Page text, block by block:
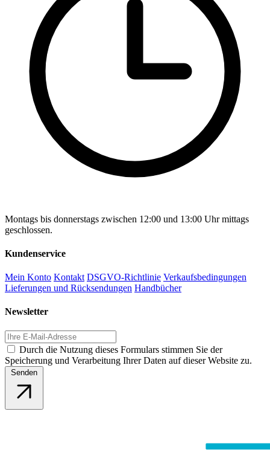
Montags bis donnerstags zwischen 12:00 und 13:00 Uhr mittags
geschlossen.
Kundenservice
Mein Konto Kontakt DSGVO-Richtlinie Verkaufsbedingungen
Lieferungen und Rücksendungen Handbücher
Newsletter
Durch die Nutzung dieses Formulars stimmen Sie der
Speicherung und Verarbeitung Ihrer Daten auf dieser Website zu.
Senden